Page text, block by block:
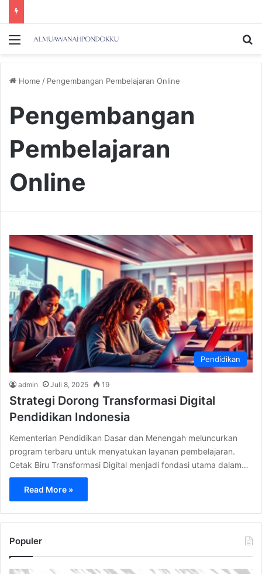
Menu
Home / Pengembangan Pembelajaran Online
Pengembangan
Pembelajaran
Online
Pendidikan
admin Juli 8, 2025 19
Strategi Dorong Transformasi Digital
Pendidikan Indonesia
Kementerian Pendidikan Dasar dan Menengah meluncurkan
program terbaru untuk menyatukan layanan pembelajaran.
Cetak Biru Transformasi Digital menjadi fondasi utama dalam…
Read More »
Populer